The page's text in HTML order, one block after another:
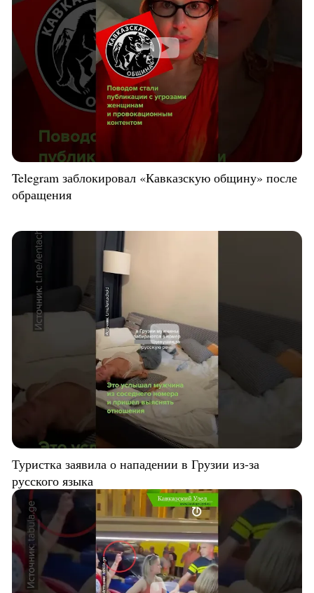
Telegram заблокировал «Кавказскую общину» после
обращения
Туристка заявила о нападении в Грузии из-за
русского языка